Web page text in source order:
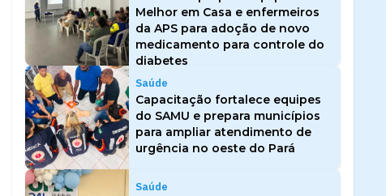
Melhor em Casa e enfermeiros
da APS para adoção de novo
medicamento para controle do
diabetes
Saúde
Capacitação fortalece equipes
do SAMU e prepara municípios
para ampliar atendimento de
urgência no oeste do Pará
Saúde